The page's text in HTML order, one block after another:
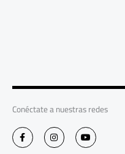
Conéctate a nuestras redes
F
a
c
I
n
s
Y
o
u